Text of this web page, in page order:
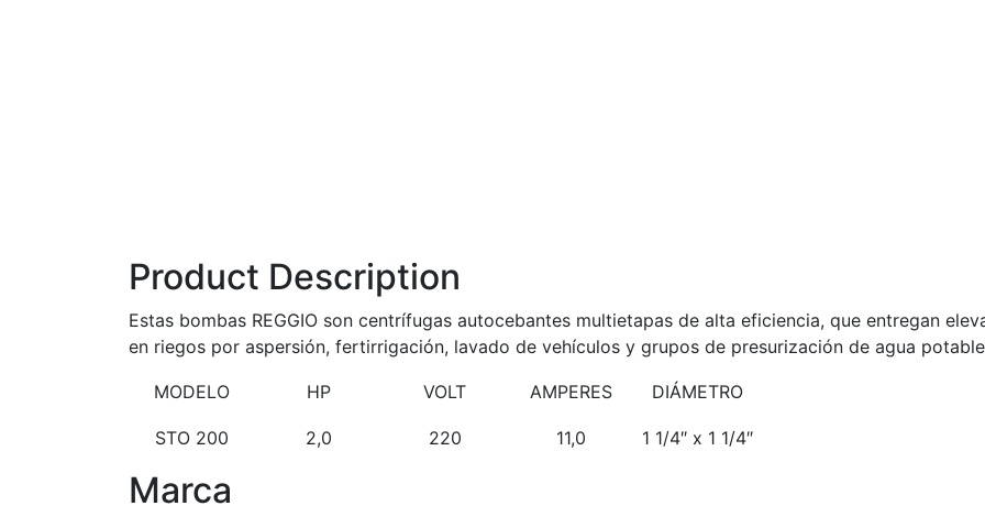
Product Description
Estas bombas REGGIO son centrífugas autocebantes multietapas de alta eficiencia, que entregan
en riegos por aspersión, fertirrigación, lavado de vehículos y grupos de presurización de agua
MODELO HP VOLT AMPERES DIÁMETRO
STO 200 2,0 220 11,0 1 1/4″ x 1 1/4″
Marca